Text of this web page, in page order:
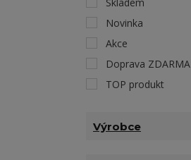
Novinka
Akce
Doprava ZDARMA
TOP produkt
Výrobce